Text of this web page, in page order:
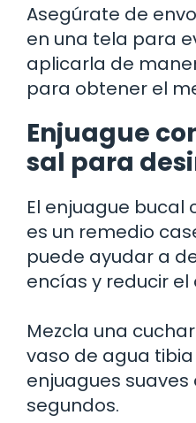
Asegúrate de
en una tela para
aplicarla de
para obtener el
Enjuague
sal para
El enjuague bucal
es un remedio
puede ayudar a
encías y reducir
Mezcla una
vaso de agua tibia
enjuagues suaves
segundos.